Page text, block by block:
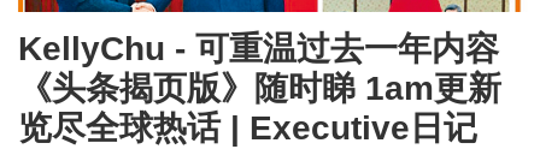
KellyChu - 可重温过去一年内容
《头条揭页版》随时睇 1am更新
览尽全球热话 | Executive日记